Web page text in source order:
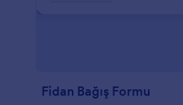
Fidan Bağış Formu